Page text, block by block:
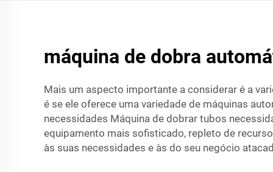
máquina de dobra
Mais um aspecto importante a considerar é a
é se ele oferece uma variedade de máquinas
necessidades Máquina de dobrar tubos
equipamento mais sofisticado, repleto de
às suas necessidades e às do seu negócio